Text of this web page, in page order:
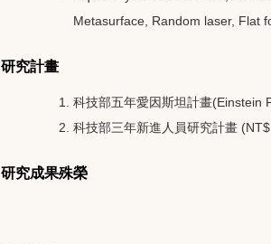
Metasurface, Random laser, Flat
研究計畫
科技部五年愛因斯坦計畫(Einstein
科技部三年新進人員研究計畫
研究成果殊榮